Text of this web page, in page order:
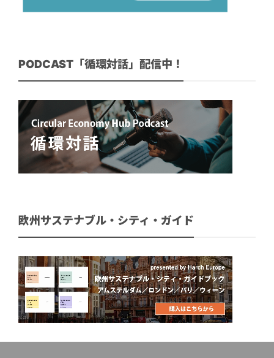
PODCAST「循環対話」配信中！
欧州サステナブル・シティ・ガイド